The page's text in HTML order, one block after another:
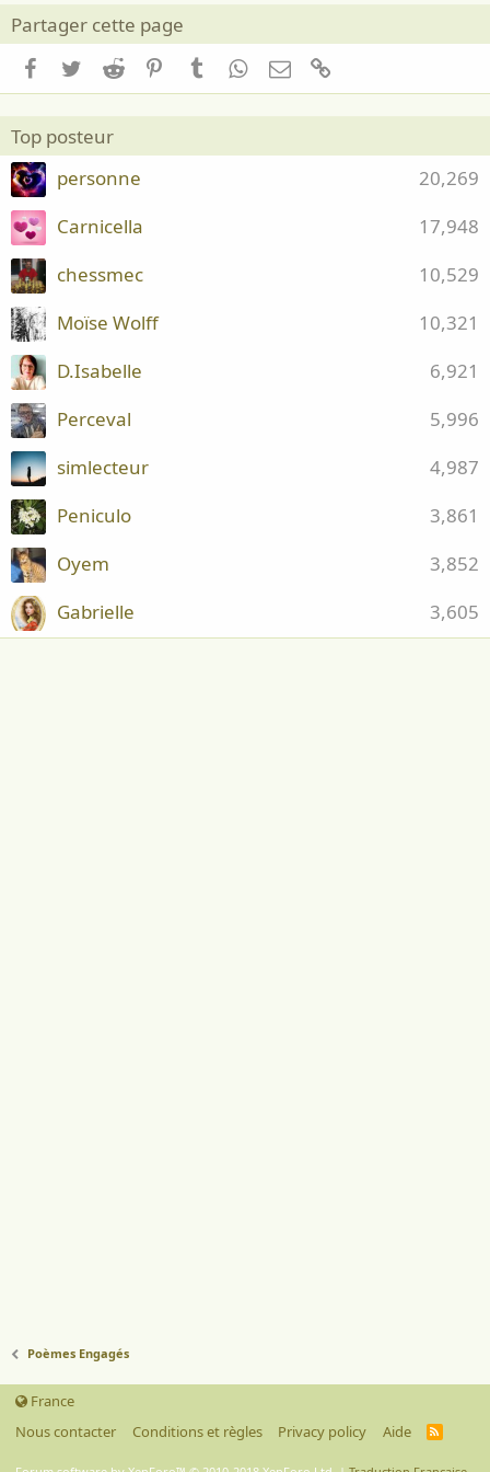
Partager cette page
Facebook
TwitterReddit PinterestTumblrWhatsApp
Email
Top posteur
20,269
personne
17,948
Carnicella
10,529
chessmec
10,321
Moïse Wolff
6,921
D.Isabelle
5,996
Perceval
4,987
simlecteur
3,861
Peniculo
3,852
Oyem
3,605
Gabrielle
Poèmes Engagés
France
Nous contacter
Conditions et règles Privacy policy Aide
R